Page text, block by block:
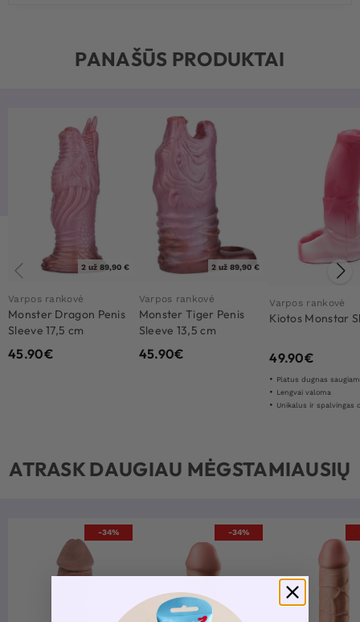
PANAŠŪS PRODUKTAI
2 už 89,90 €
Varpos rankovė
Monster Dragon Penis
Sleeve 17,5 cm
45.90€
2 už 89,90 €
Varpos rankovė
Monster Tiger Penis
Sleeve 13,5 cm
45.90€
Varpos rankovė
Kiotos Monstar
49.90€
Platus dugnas saugiam ir
Lengvai valoma
Unikalus ir spalvingas
ATRASK DAUGIAU MĖGSTAMIAUSIŲ
-34% -34%